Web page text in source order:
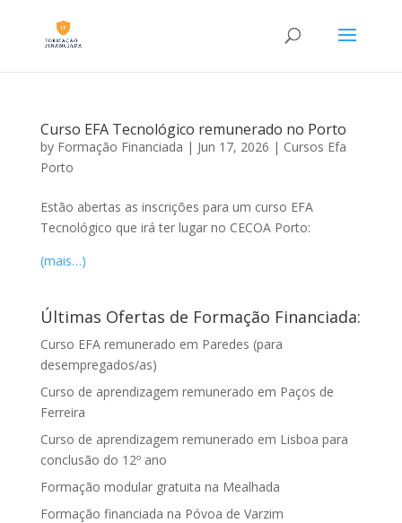
Curso EFA Tecnológico remunerado no Porto
by Formação Financiada | Jun 17, 2026 | Cursos Efa
Porto
Estão abertas as inscrições para um curso EFA
Tecnológico que irá ter lugar no CECOA Porto:
(mais…)
Últimas Ofertas de Formação Financiada:
Curso EFA remunerado em Paredes (para
desempregados/as)
Curso de aprendizagem remunerado em Paços de
Ferreira
Curso de aprendizagem remunerado em Lisboa para
conclusão do 12º ano
Formação modular gratuita na Mealhada
Formação financiada na Póvoa de Varzim